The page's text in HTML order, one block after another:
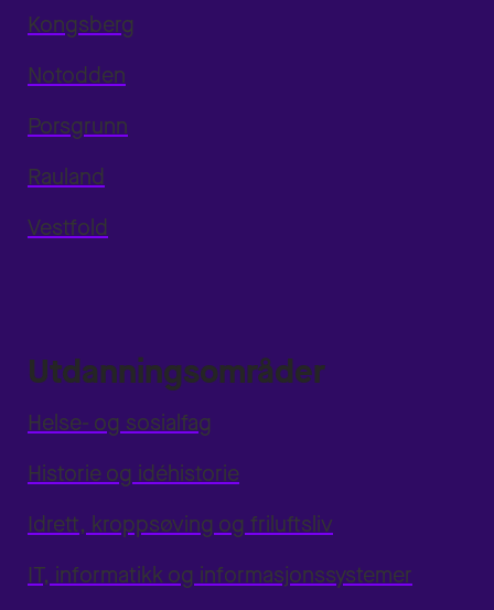
Kongsberg
Notodden
Porsgrunn
Rauland
Vestfold
Utdanningsområder
Helse- og sosialfag
Historie og idéhistorie
Idrett, kroppsøving og friluftsliv
IT, informatikk og informasjonssystemer